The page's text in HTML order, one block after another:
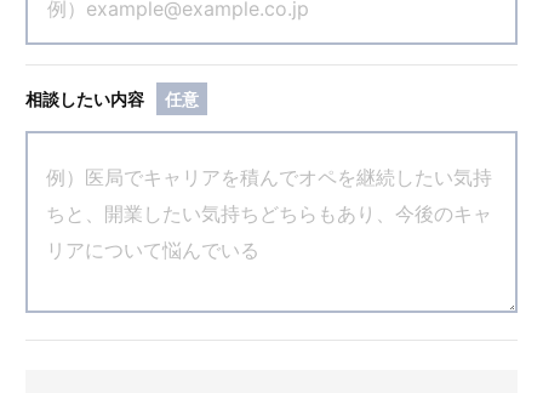
相談したい内容 任意